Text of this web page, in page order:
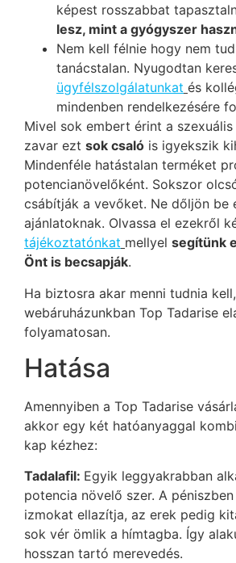
képest rosszabbat
lesz, mint a gyógyszer
Nem kell félnie hogy nem
tanácstalan. Nyugodtan
ügyfélszolgálatunkat és
mindenben rendelkezésére
Mivel sok embert érint a
zavar ezt sok csaló is igyekszik
Mindenféle hatástalan terméket
potencianövelőként. Sokszor
csábítják a vevőket. Ne dőljön be
ajánlatoknak. Olvassa el ezekről
tájékoztatónkat mellyel segítünk
Önt is becsapják.
Ha biztosra akar menni tudnia
webáruházunkban Top Tadarise
folyamatosan.
Hatása
Amennyiben a Top Tadarise
akkor egy két hatóanyaggal
kap kézhez:
Tadalafil: Egyik leggyakrabban
potencia növelő szer. A
izmokat ellazítja, az erek pedig
sok vér ömlik a hímtagba. Így
hosszan tartó merevedés.